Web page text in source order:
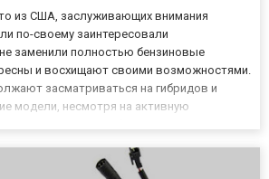
из США, заслуживающих внимания
по-своему заинтересовали
заменили полностью бензиновые
и восхищают своими возможностями.
засматриваться на гибридов и
модели, несмотря на активную
компактные а...